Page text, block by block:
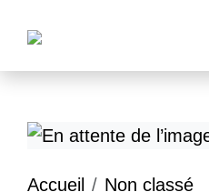
Accueil
Non classé